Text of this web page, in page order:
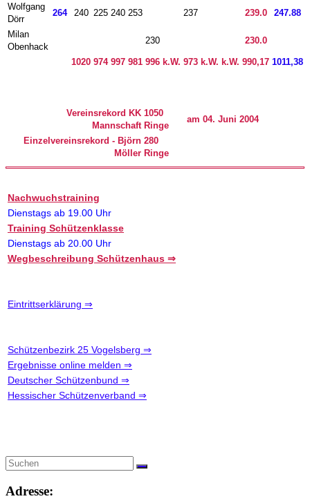
Wolfgang
Dörr
264 240 225 240 253 237 239.0 247.88
Milan
Obenhack
230 230.0
1020 974 997 981 996 k.W. 973 k.W. k.W. 990,17 1011,38
Vereinsrekord KK
Mannschaft
1050
Ringe
am 04. Juni 2004
Einzelvereinsrekord - Björn
Möller
280
Ringe
Nachwuchstraining
Dienstags ab 19.00 Uhr
Training Schützenklasse
Dienstags ab 20.00 Uhr
Wegbeschreibung Schützenhaus ⇒
Eintrittserklärung ⇒
Schützenbezirk 25 Vogelsberg ⇒
Ergebnisse online melden ⇒
Deutscher Schützenbund ⇒
Hessischer Schützenverband ⇒
Adresse: